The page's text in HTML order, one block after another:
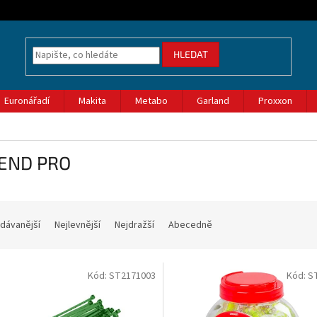
HLEDAT
Euronářadí Makita Metabo Garland Proxxon
PRO
Nejlevnější Nejdražší Abecedně
Kód: ST2171003 Kód: